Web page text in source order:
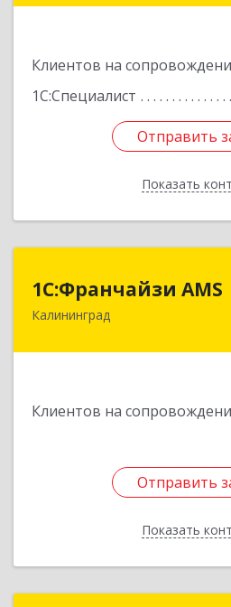
Клиентов на
1С:Специалист
Отправить
Показать
Отправить
Назад
1С:Франчайзи AMS
Калининград
Клиентов на
Отправить
Показать
238325, Калининградская
Отправить
Назад